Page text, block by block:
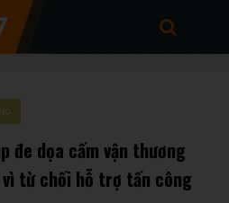
đe dọa cấm vận thương
vì từ chối hỗ trợ tấn công